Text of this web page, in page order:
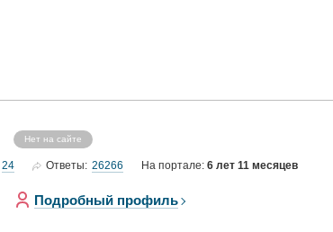
Нет на сайте
24 Ответы: 26266 На портале: 6 лет 11 месяцев
Подробный профиль